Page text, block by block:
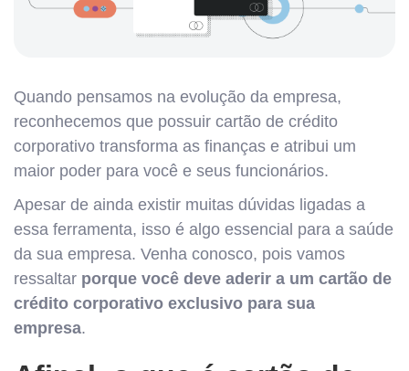
Quando pensamos na evolução da empresa,
reconhecemos que possuir cartão de crédito
corporativo transforma as finanças e atribui um
maior poder para você e seus funcionários.
Apesar de ainda existir muitas dúvidas ligadas a
essa ferramenta, isso é algo essencial para a saúde
da sua empresa. Venha conosco, pois vamos
ressaltar porque você deve aderir a um cartão de
crédito corporativo exclusivo para sua
empresa.